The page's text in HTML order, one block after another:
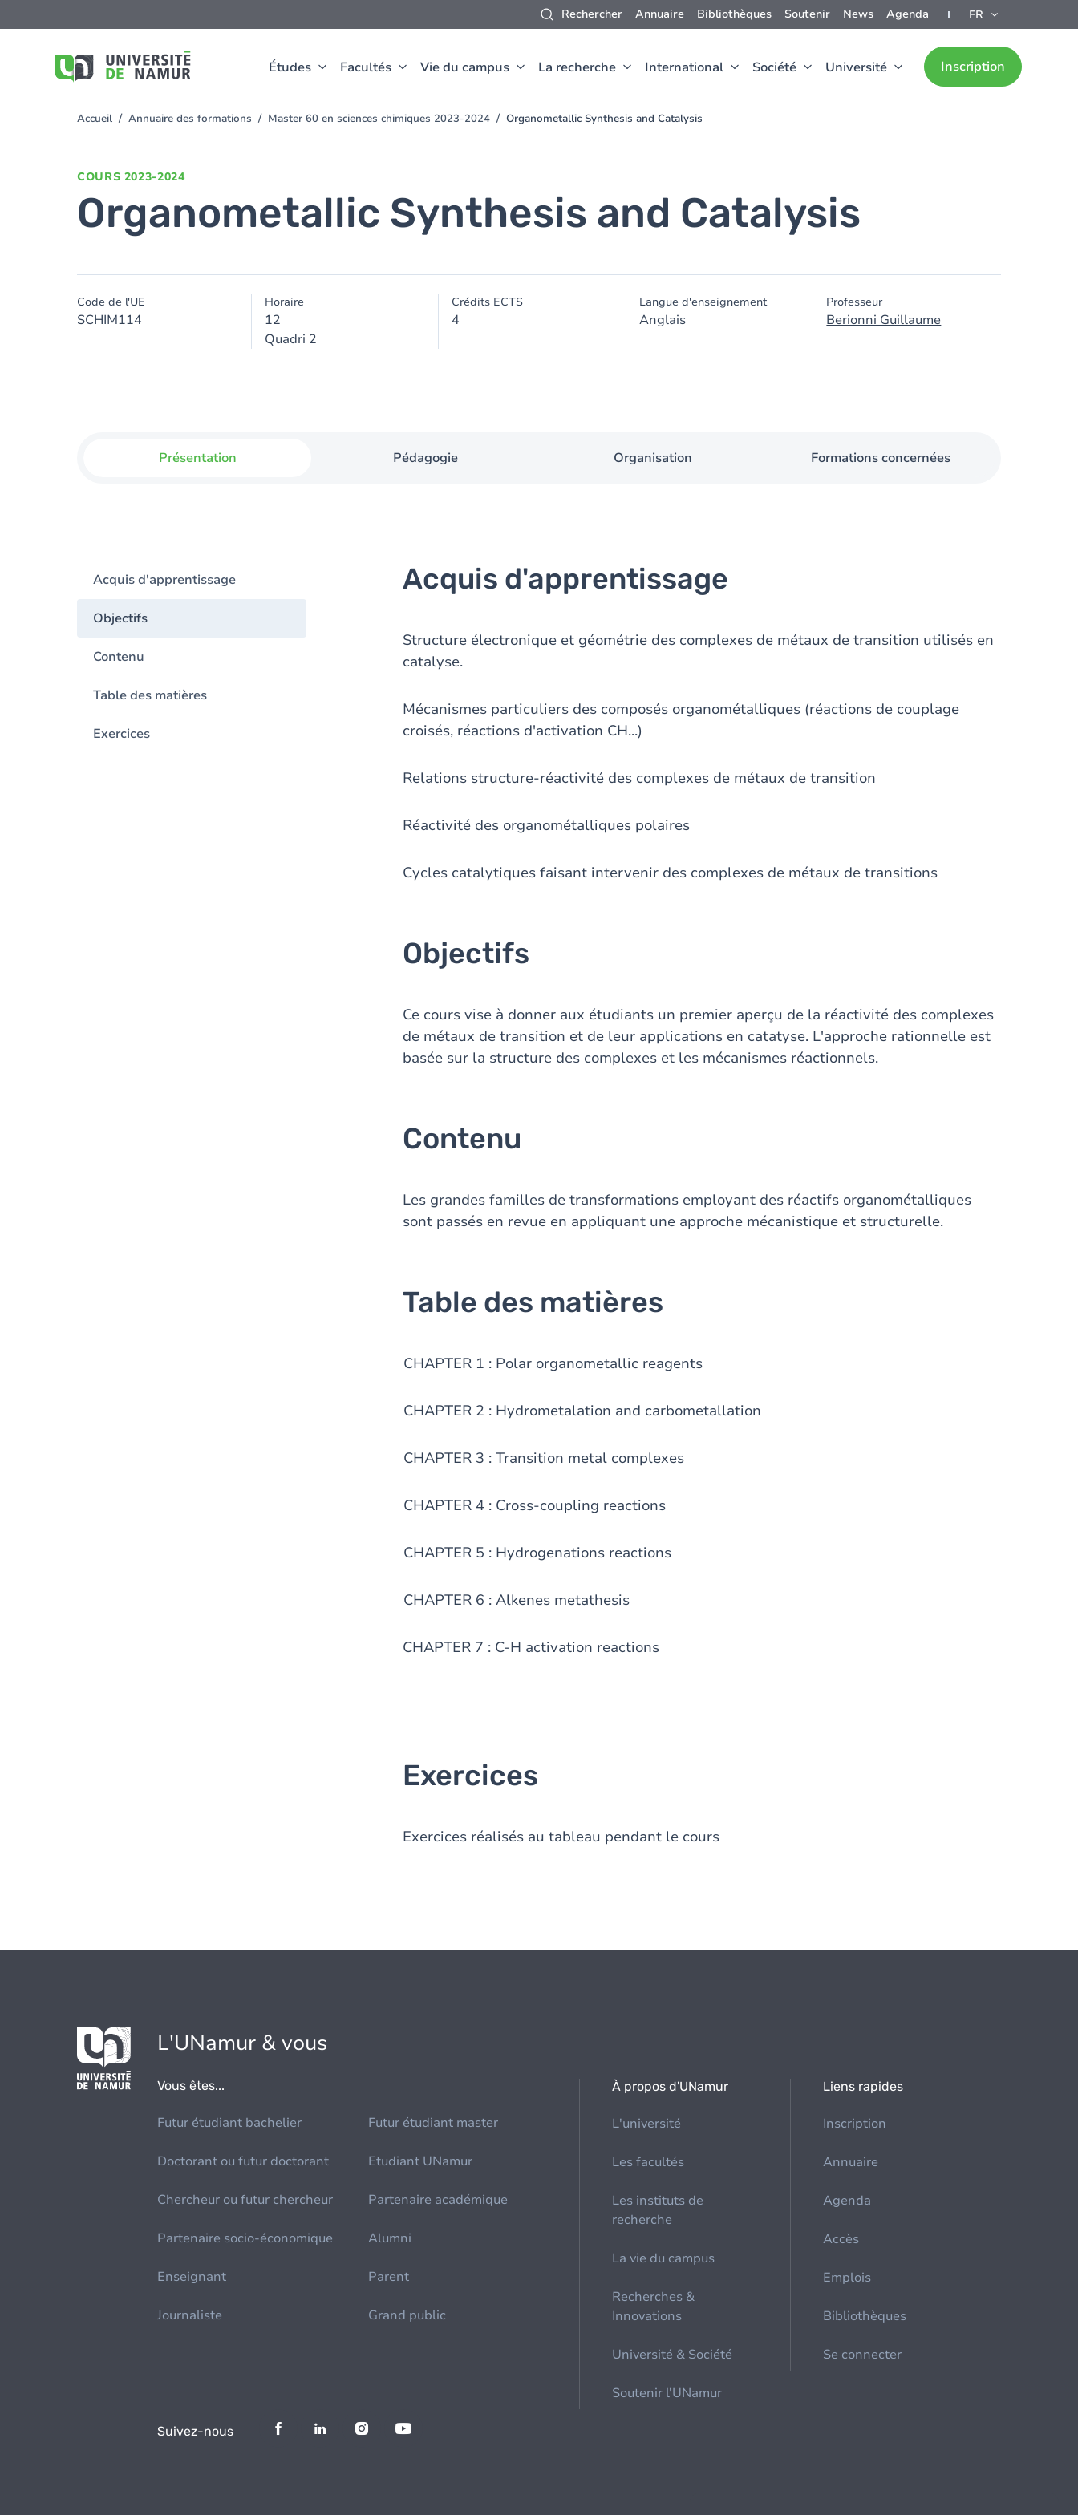
Rechercher Annuaire Bibliothèques Soutenir News Agenda FR
Études Facultés Vie du campus La recherche International Société Université Inscription
au
You
Accueil Annuaire des formations Master 60 en sciences chimiques 2023-2024 Organometallic Synthesis and Catalysis
COURS 2023-2024
Organometallic Synthesis and Catalysis
Code de l'UE
SCHIM114
Horaire
12
Quadri 2
Crédits ECTS
4
Langue d'enseignement
Anglais
Professeur
Berionni Guillaume
Présentation Pédagogie Organisation Formations concernées
Acquis d'apprentissage
Objectifs
Contenu
Table des matières
Exercices
Acquis d'apprentissage
Structure électronique et géométrie des complexes de métaux de transition utilisés en
catalyse.
Mécanismes particuliers des composés organométalliques (réactions de couplage
croisés, réactions d'activation CH...)
Relations structure-réactivité des complexes de métaux de transition
Réactivité des organométalliques polaires
Cycles catalytiques faisant intervenir des complexes de métaux de transitions
Objectifs
Ce cours vise à donner aux étudiants un premier aperçu de la réactivité des complexes
de métaux de transition et de leur applications en catatyse. L'approche rationnelle est
basée sur la structure des complexes et les mécanismes réactionnels.
Contenu
Les grandes familles de transformations employant des réactifs organométalliques
sont passés en revue en appliquant une approche mécanistique et structurelle.
Table des matières
CHAPTER 1 : Polar organometallic reagents
CHAPTER 2 : Hydrometalation and carbometallation
CHAPTER 3 : Transition metal complexes
CHAPTER 4 : Cross-coupling reactions
CHAPTER 5 : Hydrogenations reactions
CHAPTER 6 : Alkenes metathesis
CHAPTER 7 : C-H activation reactions
Exercices
Exercices réalisés au tableau pendant le cours
L'UNamur & vous
Vous êtes...
Futur étudiant bachelier Futur étudiant master
Doctorant ou futur doctorant Etudiant UNamur
Chercheur ou futur chercheur Partenaire académique
Partenaire socio-économique Alumni
Enseignant Parent
Journaliste Grand public
À propos d'UNamur
L'université
Les facultés
Les instituts de
recherche
La vie du campus
Recherches &
Innovations
Université & Société
Soutenir l'UNamur
Liens rapides
Inscription
Annuaire
Agenda
Accès
Emplois
Bibliothèques
Se connecter
Suivez-nous